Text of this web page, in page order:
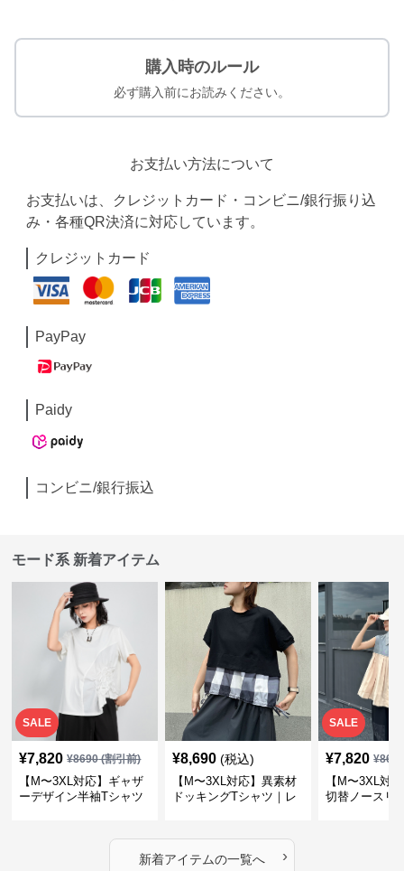
購入時のルール
必ず購入前にお読みください。
お支払い方法について
お支払いは、クレジットカード・コンビニ/銀行振り込
み・各種QR決済に対応しています。
クレジットカード
PayPay
Paidy
コンビニ/銀行振込
モード系 新着アイテム
SALE
¥7,820 ¥8690(割引前)
【M〜3XL対応】ギャザ
ーデザイン半袖Tシャツ
¥8,690 (税込)
【M〜3XL対応】異素材
ドッキングTシャツ｜レ
カバー・大人モード
SALE
¥7,820 ¥
【M〜3XL対
切替ノースリ
新着アイテムの一覧へ ›